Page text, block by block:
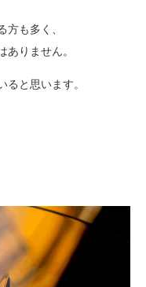
方も多く、
ありません。
ると思います。